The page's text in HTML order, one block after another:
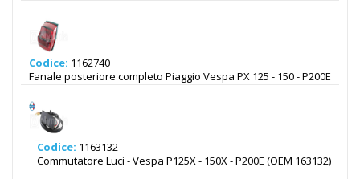
Codice: 1162740
Fanale posteriore completo Piaggio Vespa PX 125 - 150 - P200E
Codice: 1163132
Commutatore Luci - Vespa P125X - 150X - P200E (OEM 163132)